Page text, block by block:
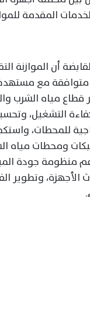
المقدمة
أن الموازنة
متوافقة مع
قطاع مياه الشرب
التشغيل،
للمحطات،
ومحطات مياه
منظومة جودة
وتطوير